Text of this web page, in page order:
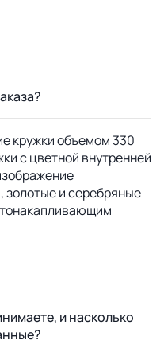
кружки объемом 330
с цветной внутренней
золотые и серебряные
и насколько